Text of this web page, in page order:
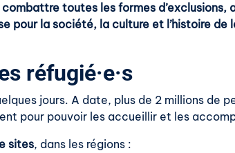
toutes les formes d’exclusions,
pour la société, la culture et l’histoire de
réfugié·e·s
jours. A date, plus de 2 millions de
pour pouvoir les accueillir et les
sites, dans les régions :